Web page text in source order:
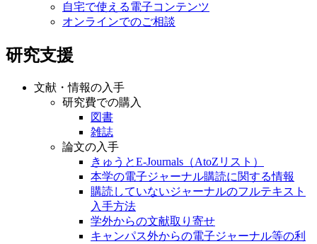
自宅で使える電子コンテンツ
オンラインでのご相談
研究支援
文献・情報の入手
研究費での購入
図書
雑誌
論文の入手
きゅうとE-Journals（AtoZリスト）
本学の電子ジャーナル購読に関する情報
購読していないジャーナルのフルテキスト
入手方法
学外からの文献取り寄せ
キャンパス外からの電子ジャーナル等の利